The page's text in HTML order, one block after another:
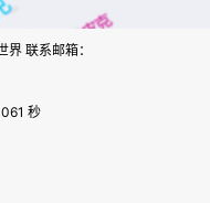
联系邮箱：
秒